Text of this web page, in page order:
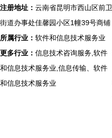
注册地址： 云南省昆明市西山区前卫
街道办事处佳馨园小区1幢39号商铺
所属行业： 软件和信息技术服务业
更多行业： 信息技术咨询服务,软件
和信息技术服务业,信息传输、软件
和信息技术服务业